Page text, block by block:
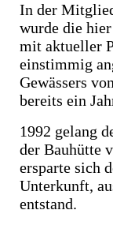
In der
wurde die
mit aktueller
einstimmig
Gewässers
bereits ein
1992 gelang
der Bauhütte
ersparte sich
Unterkunft,
entstand.